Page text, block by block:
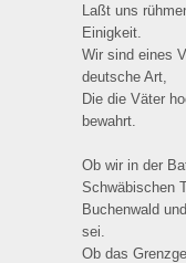
Laßt uns
Einigkeit.
Wir sind eines
deutsche Art,
Die die Väter
bewahrt.
Ob wir in der
Schwäbischen
Buchenwald
sei.
Ob das